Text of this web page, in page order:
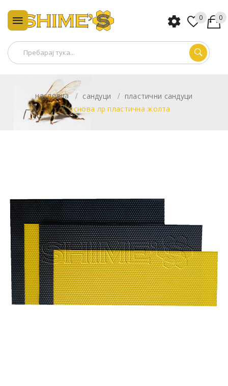
0 0
насловна сандуци
пластични сандуци
основа лр пластична жолта